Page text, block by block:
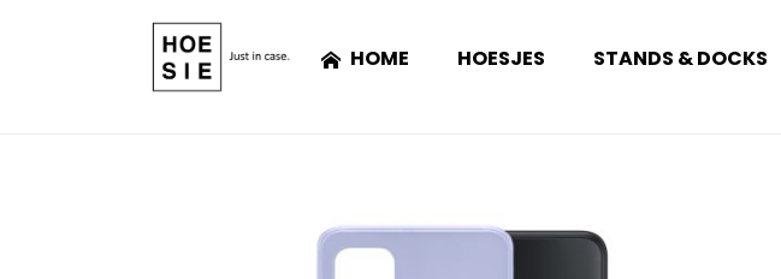
HOME HOESJES STANDS & DOCKS